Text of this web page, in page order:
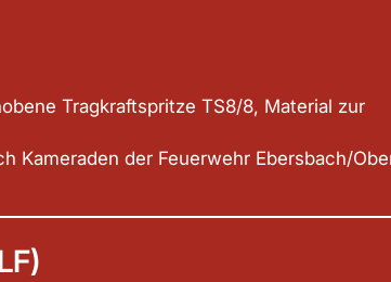
Tragkraftspritze TS8/8, Material zur
der Feuerwehr Ebersbach/